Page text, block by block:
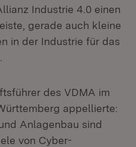
Industrie 4.0 einen
gerade auch kleine
in der Industrie für das
des VDMA im
appellierte:
Anlagenbau sind
von Cyber-